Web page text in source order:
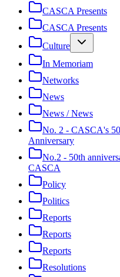
CASCA Presents
CASCA Presents
Culture
In Memoriam
Networks
News
News / News
No. 2 - CASCA's
Anniversary
No.2 - 50th
CASCA
Policy
Politics
Reports
Reports
Reports
Resolutions